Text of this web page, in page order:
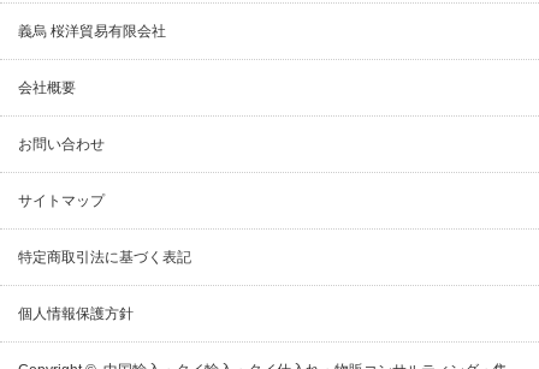
義烏 桜洋貿易有限会社
会社概要
お問い合わせ
サイトマップ
特定商取引法に基づく表記
個人情報保護方針